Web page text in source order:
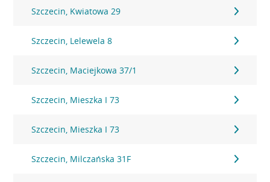
Szczecin, Kwiatowa 29
Szczecin, Lelewela 8
Szczecin, Maciejkowa 37/1
Szczecin, Mieszka I 73
Szczecin, Mieszka I 73
Szczecin, Milczańska 31F